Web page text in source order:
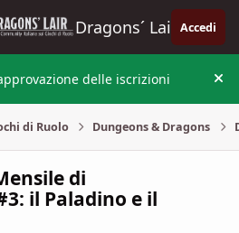
Dragons´ Lair Accedi
delle iscrizioni
di Ruolo Dungeons & Dragons
di
il Paladino e il